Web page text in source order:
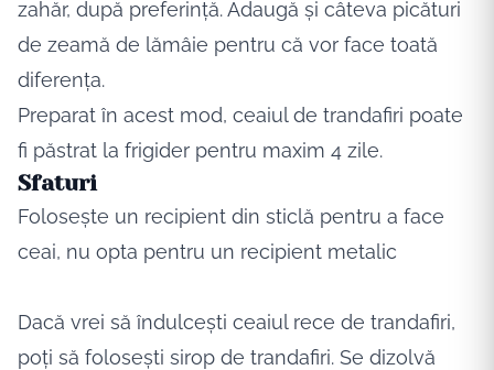
zahăr, după preferință. Adaugă și câteva picături
de zeamă de lămâie pentru că vor face toată
diferența.
Preparat în acest mod, ceaiul de trandafiri poate
fi păstrat la frigider pentru maxim 4 zile.
Sfaturi
Folosește un recipient din sticlă pentru a face
ceai, nu opta pentru un recipient metalic
Dacă vrei să îndulcești ceaiul rece de trandafiri,
poți să folosești sirop de trandafiri. Se dizolvă